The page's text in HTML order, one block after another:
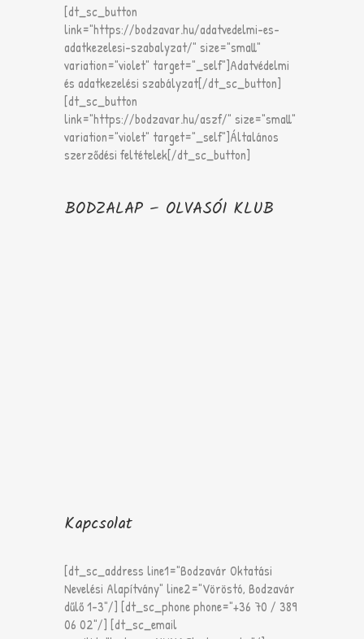
[dt_sc_button
link="https://bodzavar.hu/adatvedelmi-es-
adatkezelesi-szabalyzat/" size="small"
variation="violet" target="_self"]Adatvédelmi
és adatkezelési szabályzat[/dt_sc_button]
[dt_sc_button
link="https://bodzavar.hu/aszf/" size="small"
variation="violet" target="_self"]Általános
szerződési feltételek[/dt_sc_button]
BODZALAP – OLVASÓI KLUB
Kapcsolat
[dt_sc_address line1="Bodzavár Oktatási
Nevelési Alapítvány" line2="Vöröstó, Bodzavár
dűlő 1-3"/] [dt_sc_phone phone="+36 70 / 389
06 02"/] [dt_sc_email